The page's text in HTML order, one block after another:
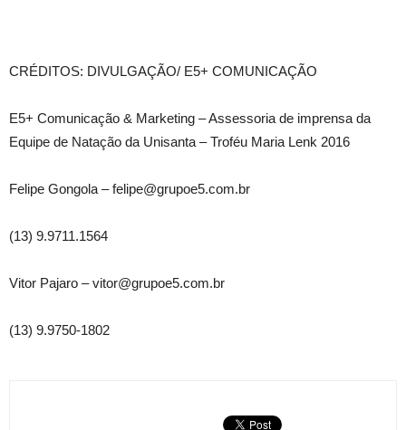
CRÉDITOS: DIVULGAÇÃO/ E5+ COMUNICAÇÃO
E5+ Comunicação & Marketing – Assessoria de imprensa da
Equipe de Natação da Unisanta – Troféu Maria Lenk 2016
Felipe Gongola – felipe@grupoe5.com.br
(13) 9.9711.1564
Vitor Pajaro – vitor@grupoe5.com.br
(13) 9.9750-1802